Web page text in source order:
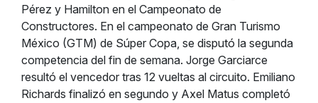
Pérez y Hamilton en el Campeonato de
Constructores. En el campeonato de Gran Turismo
México (GTM) de Súper Copa, se disputó la segunda
competencia del fin de semana. Jorge Garciarce
resultó el vencedor tras 12 vueltas al circuito. Emiliano
Richards finalizó en segundo y Axel Matus completó